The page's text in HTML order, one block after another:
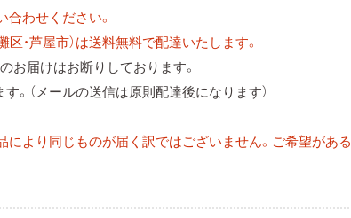
わせください。
区・芦屋市）は送料無料で配達いたします。
お届けはお断りしております。
（メールの送信は原則配達後になります）
により同じものが届く訳ではございません。ご希望がある